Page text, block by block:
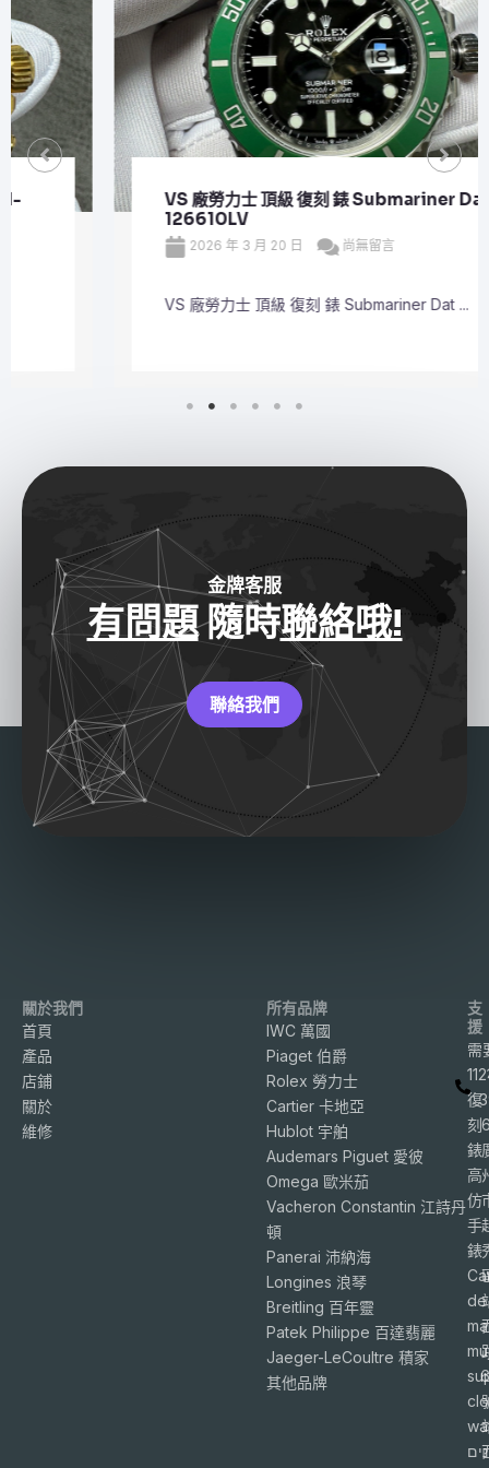
VS 廠勞力士 頂級 復刻 錶 Submariner Date
126610LV
2026 年 3 月 20 日 尚無留言
VS 廠勞力士 頂級 復刻 錶 Submariner Dat ...
金牌客服
有問題隨時聯絡哦!
聯絡我們
關於我們
首頁
產品
店鋪
關於
維修
所有品牌
IWC 萬國
Piaget 伯爵
Rolex 勞力士
Cartier 卡地亞
Hublot 宇舶
Audemars Piguet 愛彼
Omega 歐米茄
Vacheron Constantin 江詩丹
頓
Panerai 沛納海
Longines 浪琴
Breitling 百年靈
Patek Philippe 百達翡麗
Jaeger-LeCoultre 積家
其他品牌
支
援
需
復
刻
錶
高
仿
手
錶
de